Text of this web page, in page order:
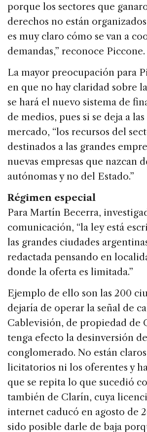
porque los sectores que
derechos no están
es muy claro cómo se van a
demandas,” reconoce Piccone.
La mayor preocupación para
en que no hay claridad sobre
se hará el nuevo sistema de
de medios, pues si se deja a
mercado, “los recursos del
destinados a las grandes
nuevas empresas que nazcan
autónomas y no del Estado.”
Régimen especial
Para Martín Becerra,
comunicación, “la ley está
las grandes ciudades
redactada pensando en
donde la oferta es limitada.”
Ejemplo de ello son las 200
dejaría de operar la señal de
Cablevisión, de propiedad de
tenga efecto la desinversión
conglomerado. No están
licitatorios ni los oferentes y
que se repita lo que sucedió
también de Clarín, cuya
internet caducó en agosto de
sido posible darle de baja